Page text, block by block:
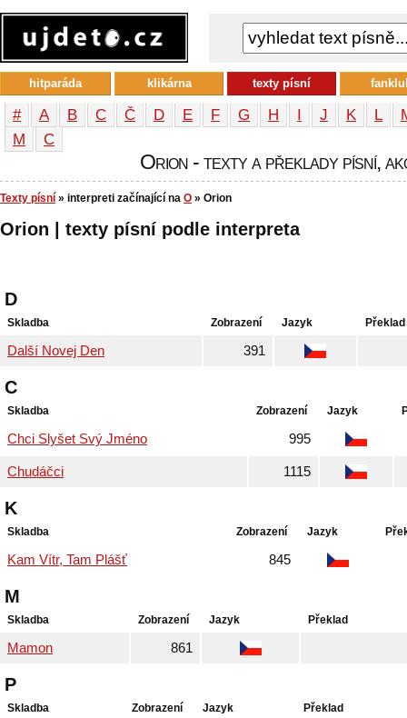
# A B C Č D E F G H I J K L
М
С
Orion - texty a překlady písní,
Texty písní » interpreti začínající na O » Orion
Orion | texty písní podle interpreta
D
Skladba Zobrazení Jazyk Překlad
Další Novej Den 391
C
Skladba Zobrazení Jazyk
Chci Slyšet Svý Jméno 995
Chudáčci 1115
K
Skladba Zobrazení Jazyk
Kam Vítr, Tam Plášť 845
M
Skladba Zobrazení Jazyk Překlad
Mamon 861
P
Skladba Zobrazení Jazyk Překlad
hitparáda klikárna texty písní